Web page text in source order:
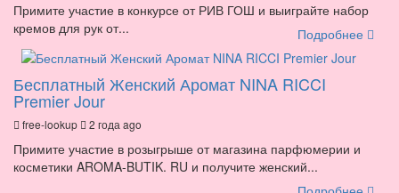
Примите участие в конкурсе от РИВ ГОШ и выиграйте набор
кремов для рук от...
Подробнее
Бесплатный Женский Аромат NINA RICCI
Premier Jour
free-lookup 2 года ago
Примите участие в розыгрыше от магазина парфюмерии и
косметики AROMA-BUTIK. RU и получите женский...